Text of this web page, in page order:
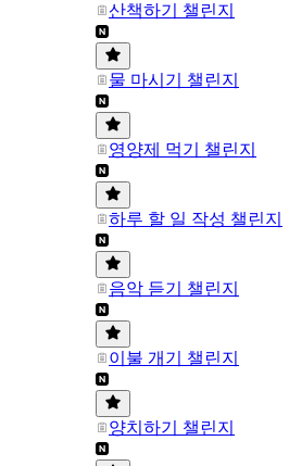
산책하기 챌린지
물 마시기 챌린지
영양제 먹기 챌린지
하루 할 일 작성 챌린지
음악 듣기 챌린지
이불 개기 챌린지
양치하기 챌린지